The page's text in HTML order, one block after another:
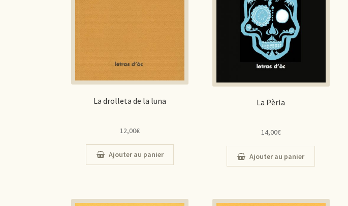
La drolleta de la luna
12,00€
Ajouter au panier
La Pèrla
14,00€
Ajouter au panier